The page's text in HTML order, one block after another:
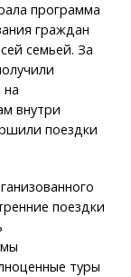
программа
граждан
семьей. За
на
внутри
поездки
поездки
туры